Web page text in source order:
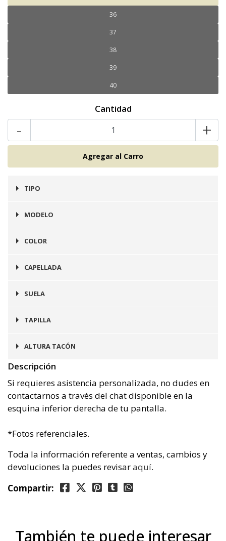
36
37
38
39
40
Cantidad
- +
TIPO
Zapato
MODELO
Ballerinas
COLOR
Camel
CAPELLADA
Cuero
SUELA
Prefinito
TAPILLA
Goma
ALTURA TACÓN
3 cms
Descripción
Si requieres asistencia personalizada, no dudes en
contactarnos a través del chat disponible en la
esquina inferior derecha de tu pantalla.
*Fotos referenciales.
Toda la información referente a ventas, cambios y
devoluciones la puedes revisaraquí.
Compartir:
También te puede interesar